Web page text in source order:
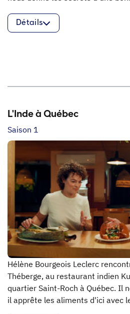
Détails
L'Inde à Québec
Saison 1
Hélène Bourgeois Leclerc
Théberge, au restaurant indien
quartier Saint-Roch à Québec. Il
il apprête les aliments d'ici avec